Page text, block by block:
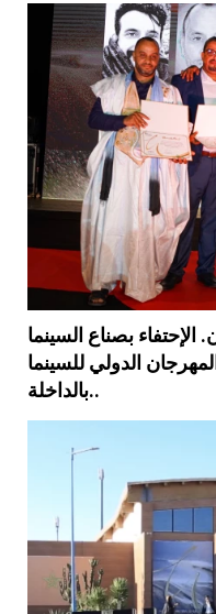
بصناع السينما
الدولي للسينما
بالداخلة..